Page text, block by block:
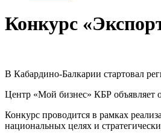
Конкурс
В Кабардино-Балкарии стартовал
Центр «Мой бизнес» КБР объявляет о
Конкурс проводится в рамках
национальных целях и